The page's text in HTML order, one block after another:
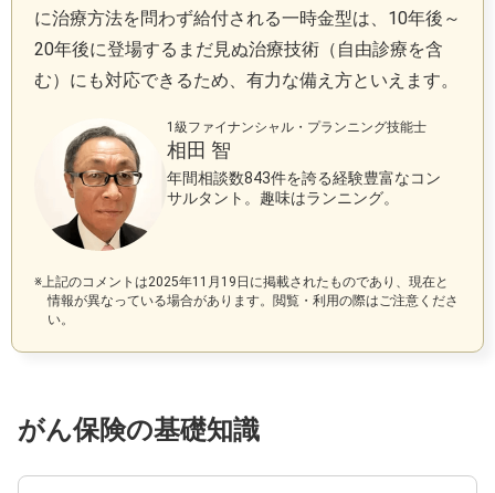
に治療方法を問わず給付される一時金型は、10年後～
20年後に登場するまだ見ぬ治療技術（自由診療を含
む）にも対応できるため、有力な備え方といえます。
1級ファイナンシャル・プランニング技能士
相田 智
年間相談数843件を誇る経験豊富なコン
サルタント。趣味はランニング。
※上記のコメントは2025年11月19日に掲載されたものであり、現在と
情報が異なっている場合があります。閲覧・利用の際はご注意くださ
い。
がん保険の基礎知識